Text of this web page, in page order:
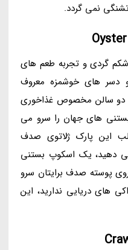
نمی گردد.
شکم گردی و تجربه طعم های
دسر های خوشمزه معروف
دو سالن مخصوص غذاخوری
های جهان را سرو می
این پارک ژلاتوی صدف
دهید، یک اسکوپ بستنی
پوسته صدف برایتان سرو
های دریایی ندارید، این